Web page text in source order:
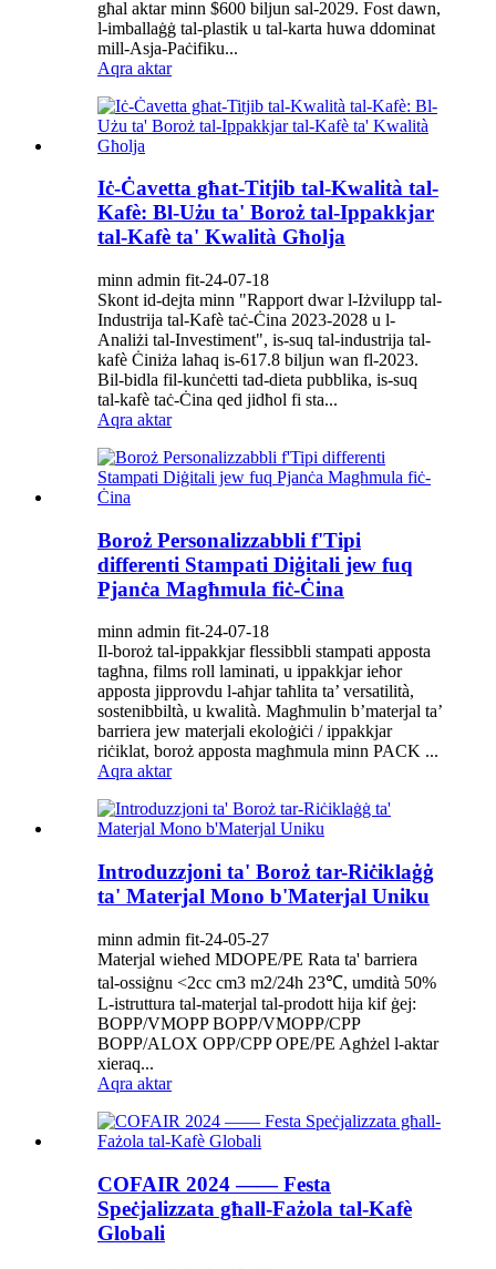
għal aktar minn $600 biljun sal-2029. Fost dawn,
l-imballaġġ tal-plastik u tal-karta huwa ddominat
mill-Asja-Paċifiku...
Aqra aktar
Iċ-Ċavetta għat-Titjib tal-Kwalità tal-
Kafè: Bl-Użu ta' Boroż tal-Ippakkjar
tal-Kafè ta' Kwalità Għolja
minn admin fit-24-07-18
Skont id-dejta minn "Rapport dwar l-Iżvilupp tal-
Industrija tal-Kafè taċ-Ċina 2023-2028 u l-
Analiżi tal-Investiment", is-suq tal-industrija tal-
kafè Ċiniża laħaq is-617.8 biljun wan fl-2023.
Bil-bidla fil-kunċetti tad-dieta pubblika, is-suq
tal-kafè taċ-Ċina qed jidħol fi sta...
Aqra aktar
Boroż Personalizzabbli f'Tipi
differenti Stampati Diġitali jew fuq
Pjanċa Magħmula fiċ-Ċina
minn admin fit-24-07-18
Il-boroż tal-ippakkjar flessibbli stampati apposta
tagħna, films roll laminati, u ippakkjar ieħor
apposta jipprovdu l-aħjar taħlita ta’ versatilità,
sostenibbiltà, u kwalità. Magħmulin b’materjal ta’
barriera jew materjali ekoloġiċi / ippakkjar
riċiklat, boroż apposta magħmula minn PACK ...
Aqra aktar
Introduzzjoni ta' Boroż tar-Riċiklaġġ
ta' Materjal Mono b'Materjal Uniku
minn admin fit-24-05-27
Materjal wieħed MDOPE/PE Rata ta' barriera
tal-ossiġnu <2cc cm3 m2/24h 23℃, umdità 50%
L-istruttura tal-materjal tal-prodott hija kif ġej:
BOPP/VMOPP BOPP/VMOPP/CPP
BOPP/ALOX OPP/CPP OPE/PE Agħżel l-aktar
xieraq...
Aqra aktar
COFAIR 2024 —— Festa
Speċjalizzata għall-Fażola tal-Kafè
Globali